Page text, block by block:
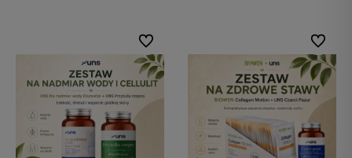
Do ulubionych
Do ulubionych Do
Do